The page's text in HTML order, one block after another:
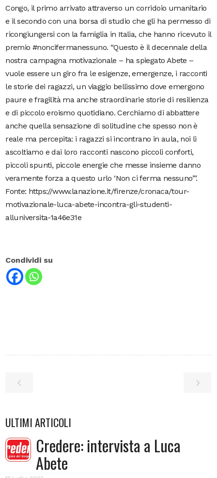
Congo, il primo arrivato attraverso un corridoio umanitario
e il secondo con una borsa di studio che gli ha permesso di
ricongiungersi con la famiglia in Italia, che hanno ricevuto il
premio #noncifermanessuno. “Questo è il decennale della
nostra campagna motivazionale – ha spiegato Abete –
vuole essere un giro fra le esigenze, emergenze, i racconti
le storie dei ragazzi, un viaggio bellissimo dove emergono
paure e fragilità ma anche straordinarie storie di resilienza
e di piccolo eroismo quotidiano. Cerchiamo di abbattere
anche quella sensazione di solitudine che spesso non è
reale ma percepita: i ragazzi si incontrano in aula, noi li
ascoltiamo e dai loro racconti nascono piccoli conforti,
piccoli spunti, piccole energie che messe insieme danno
veramente forza a questo urlo ‘Non ci ferma nessuno’”.
Fonte: https://www.lanazione.it/firenze/cronaca/tour-
motivazionale-luca-abete-incontra-gli-studenti-
alluniversita-1a46e31e
Condividi su
ULTIMI ARTICOLI
Credere: intervista a Luca
Abete